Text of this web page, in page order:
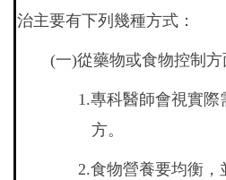
治主要有下列幾種方式：
(一)從藥物或食物控制方
1.專科醫師會視實際
方。
2.食物營養要均衡，